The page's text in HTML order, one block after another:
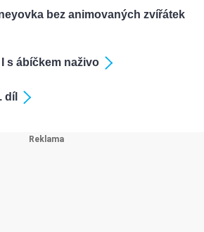
bez animovaných zvířátek
s ábíčkem naživo
díl